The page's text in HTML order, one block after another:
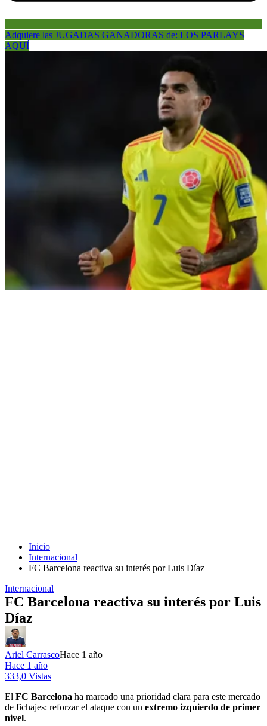
Adquiere las JUGADAS GANADORAS de: LOS PARLAYS
AQUÍ
Inicio
Internacional
FC Barcelona reactiva su interés por Luis Díaz
Internacional
FC Barcelona reactiva su interés por Luis
Díaz
Ariel CarrascoHace 1 año
Hace 1 año
333,0 Vistas
El FC Barcelona ha marcado una prioridad clara para este mercado
de fichajes: reforzar el ataque con un extremo izquierdo de primer
nivel.